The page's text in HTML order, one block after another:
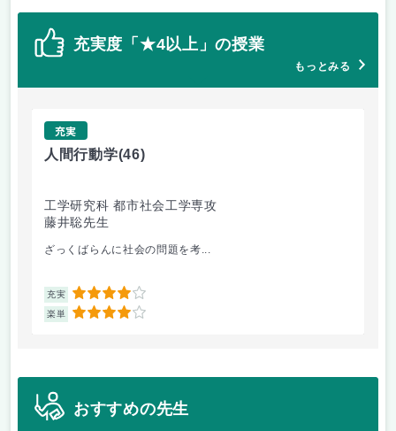
充実度「★4以上」の授業
もっとみる
充実
人間行動学(46)
工学研究科 都市社会工学専攻
藤井聡先生
ざっくばらんに社会の問題を考...
充実 4
楽単 4
おすすめの先生